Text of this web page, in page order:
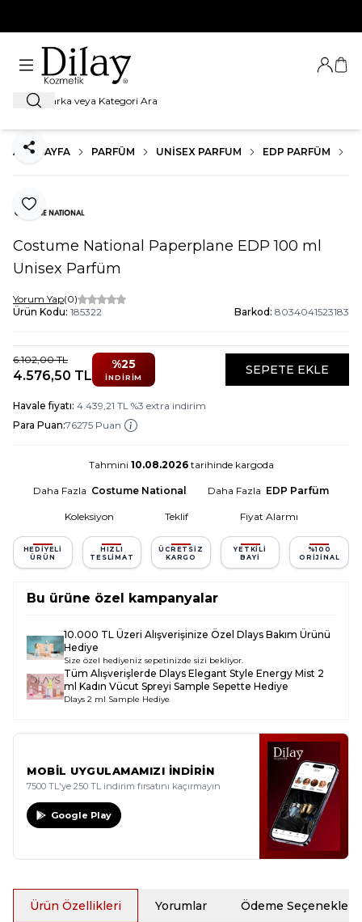
Ara
Giriş
ANA SAYFA PARFÜM UNISEX PARFUM EDP PARFÜM
Favoriye Ekle
Paylaş
Costume National Paperplane EDP 100 ml
Unisex Parfüm
Yorum Yap(0)
Ürün Kodu: 185322 Barkod: 8034041523183
6.102,00TL
4.576,50 TL
%25
İNDIRIM
SEPETE EKLE
Havale fiyatı: 4.439,21 TL %3 extra indirim
Para Puan:76275 Puan
Tahmini 10.08.2026tarihinde kargoda
Daha Fazla Costume National Daha Fazla EDP Parfüm
Koleksiyon Teklif Fiyat Alarmı
HEDIYELI
ÜRÜN
HIZLI
TESLIMAT
ÜCRETSIZ
KARGO
YETKILI
BAYI
%100
ORIJINAL
Bu ürüne özel kampanyalar
10.000 TL Üzeri Alışverişinize Özel Dlays Bakım Ürünü
Hediye
Size özel hediyeniz sepetinizde sizi bekliyor.
Tüm Alışverişlerde Dlays Elegant Style Energy Mist 2
ml Kadın Vücut Spreyi Sample Sepette Hediye
Dlays 2 ml Sample Hediye
MOBİL UYGULAMAMIZI İNDİRİN
7500 TL'ye 250 TL indirim fırsatını kaçırmayın
Google Play
Ürün Özellikleri Yorumlar Ödeme Seçenekleri